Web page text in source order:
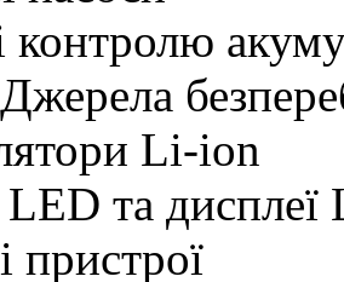
контролю
Li-ion
та дисплеї
пристрої